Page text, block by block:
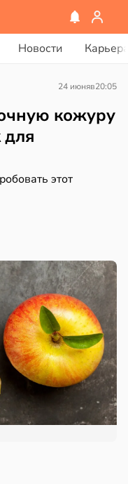
Новости
24 июняв20:05
кожуру
этот